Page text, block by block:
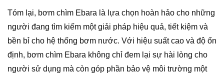
Tóm lại, bơm chìm Ebara là lựa chọn hoàn hảo cho những
người đang tìm kiếm một giải pháp hiệu quả, tiết kiệm và
bền bỉ cho hệ thống bơm nước. Với hiệu suất cao và độ ổn
định, bơm chìm Ebara không chỉ đem lại sự hài lòng cho
người sử dụng mà còn góp phần bảo vệ môi trường một